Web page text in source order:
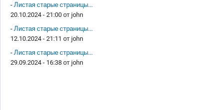
- Листая старые страницы...
20.10.2024 - 21:00 от john
- Листая старые страницы...
12.10.2024 - 21:11 от john
- Листая старые страницы...
29.09.2024 - 16:38 от john